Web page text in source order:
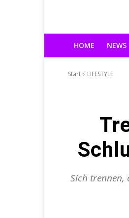
HOME NEWS
Start LIFESTYLE
Sich trennen,